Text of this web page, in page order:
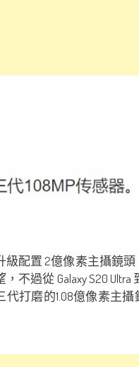
級配置 2億像素主攝鏡
從 Galaxy S20 Ultra 到
打磨的1.08億像素主攝